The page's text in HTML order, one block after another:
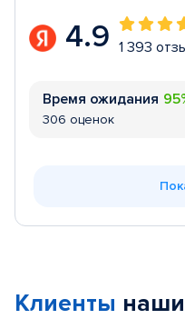
4.9 1 393
Время ожидания
306 оценок
Клиенты